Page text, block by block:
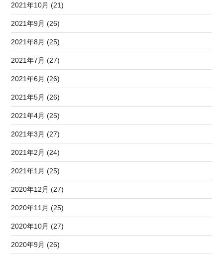
2021年10月 (21)
2021年9月 (26)
2021年8月 (25)
2021年7月 (27)
2021年6月 (26)
2021年5月 (26)
2021年4月 (25)
2021年3月 (27)
2021年2月 (24)
2021年1月 (25)
2020年12月 (27)
2020年11月 (25)
2020年10月 (27)
2020年9月 (26)